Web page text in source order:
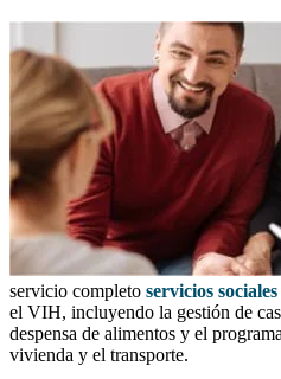
servicio completo servicios sociales
el VIH, incluyendo la gestión de
despensa de alimentos y el
vivienda y el transporte.